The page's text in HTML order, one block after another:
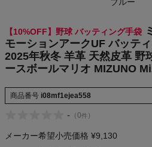
o
NIKE
CHUMS
HOKA
【10%OFF】野球 バッティング手袋
モーションアークUF バッテ
2025年秋冬 羊革 天然皮革 野
ースボールマリオ MIZUNO
商品番号 i08mf1ejea558
- （0件 ）
メーカー希望小売価格 ¥9,130